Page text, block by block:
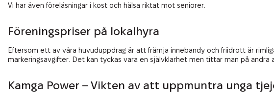
Vi har även föreläsningar i kost och hälsa riktat mot seniorer.
Föreningspriser på lokalhyra
Eftersom ett av våra huvuduppdrag är att främja innebandy och friidrott är
markeringsavgifter. Det kan tyckas vara en självklarhet men tittar man på
Kamga Power – Vikten av att uppmuntra unga